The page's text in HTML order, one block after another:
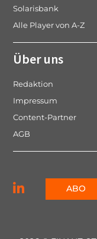
Solarisbank
Alle Player von A-Z
Über uns
Redaktion
Impressum
Content-Partner
AGB
ABO